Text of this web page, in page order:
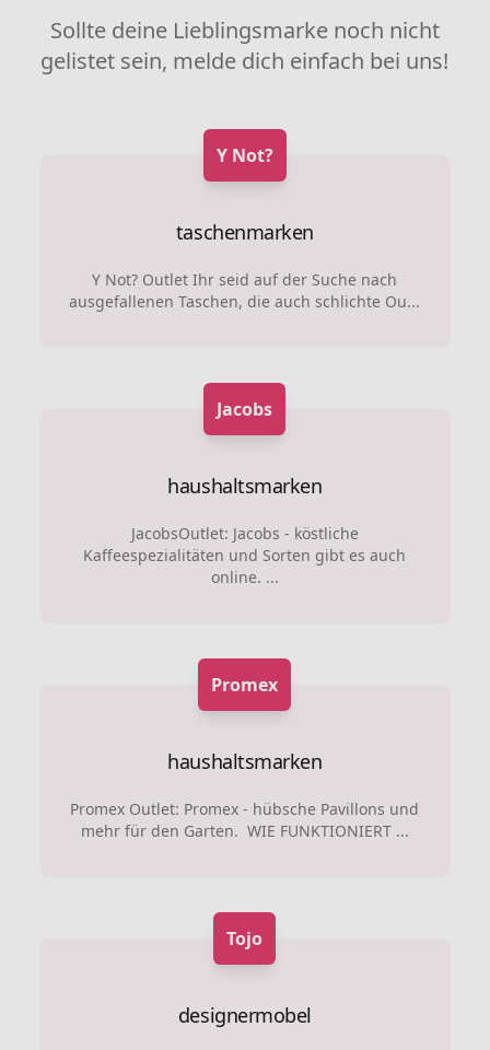
Sollte deine Lieblingsmarke noch nicht
gelistet sein, melde dich einfach bei uns!
Y Not?
taschenmarken
Y Not? Outlet Ihr seid auf der Suche nach
ausgefallenen Taschen, die auch schlichte Ou...
Jacobs
haushaltsmarken
JacobsOutlet: Jacobs - köstliche
Kaffeespezialitäten und Sorten gibt es auch
online. ...
Promex
haushaltsmarken
Promex Outlet: Promex - hübsche Pavillons und
mehr für den Garten. WIE FUNKTIONIERT ...
Tojo
designermobel